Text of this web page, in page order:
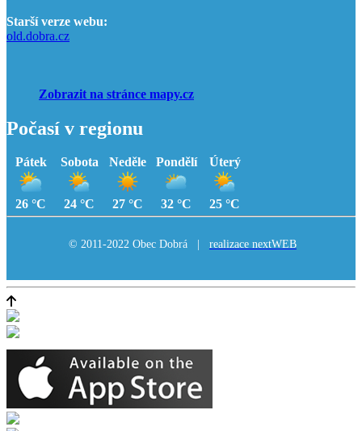
Starší verze webu:
old.dobra.cz
Zobrazit na stránce mapy.cz
Počasí v regionu
Pátek
26 °C
Sobota
24 °C
Neděle
27 °C
Pondělí
32 °C
Úterý
25 °C
© 2011-2022 Obec Dobrá | realizace nextWEB